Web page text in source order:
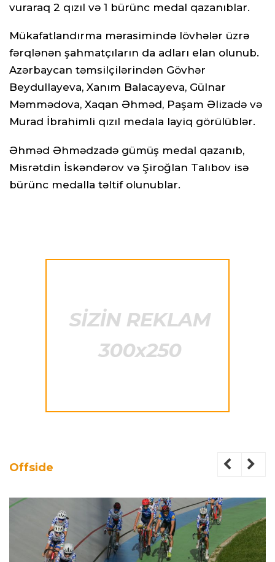
vuraraq 2 qızıl və 1 bürünc medal qazanıblar.
Mükafatlandırma mərasimində lövhələr üzrə
fərqlənən şahmatçıların da adları elan olunub.
Azərbaycan təmsilçilərindən Gövhər
Beydullayeva, Xanım Balacayeva, Gülnar
Məmmədova, Xaqan Əhməd, Paşam Əlizadə və
Murad İbrahimli qızıl medala layiq görülüblər.
Əhməd Əhmədzadə gümüş medal qazanıb,
Misrətdin İskəndərov və Şiroğlan Talıbov isə
bürünc medalla təltif olunublar.
Offside